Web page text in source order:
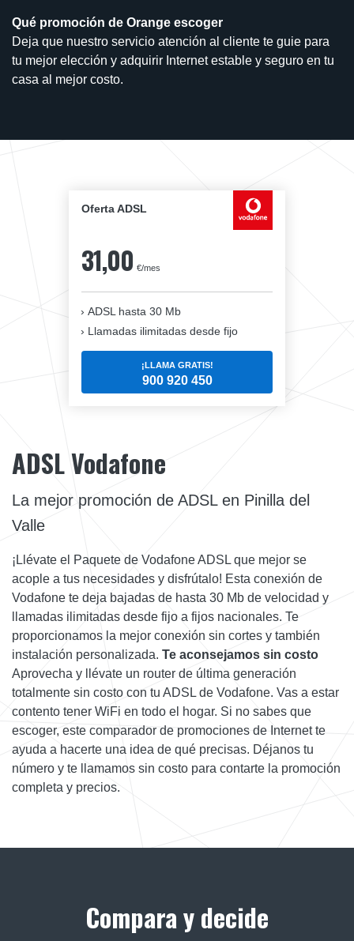
Qué promoción de Orange escoger
Deja que nuestro servicio atención al cliente te guie para
tu mejor elección y adquirir Internet estable y seguro en tu
casa al mejor costo.
Oferta ADSL
31,00 €/mes
ADSL hasta 30 Mb
Llamadas ilimitadas desde fijo
¡LLAMA GRATIS!
900 920 450
ADSL Vodafone
La mejor promoción de ADSL en Pinilla del
Valle
¡Llévate el Paquete de Vodafone ADSL que mejor se
acople a tus necesidades y disfrútalo! Esta conexión de
Vodafone te deja bajadas de hasta 30 Mb de velocidad y
llamadas ilimitadas desde fijo a fijos nacionales. Te
proporcionamos la mejor conexión sin cortes y también
instalación personalizada. Te aconsejamos sin costo
Aprovecha y llévate un router de última generación
totalmente sin costo con tu ADSL de Vodafone. Vas a estar
contento tener WiFi en todo el hogar. Si no sabes que
escoger, este comparador de promociones de Internet te
ayuda a hacerte una idea de qué precisas. Déjanos tu
número y te llamamos sin costo para contarte la promoción
completa y precios.
Compara y decide